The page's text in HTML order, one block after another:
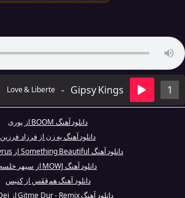
1
Gipsy Kings
-
Love & Liberte
دانلود آهنگ BOOM از پوری
دانلود آهنگ یه زن از فرزاد فرزین
دانلود آهنگ Something Beautiful از Miley Cyrus
دانلود آهنگ MOWJ از سپهر خلسه
دانلود آهنگ هم‌قفَس از کنیس
دانلود آهنگ Gitme Dur - Remix از Naz Dej